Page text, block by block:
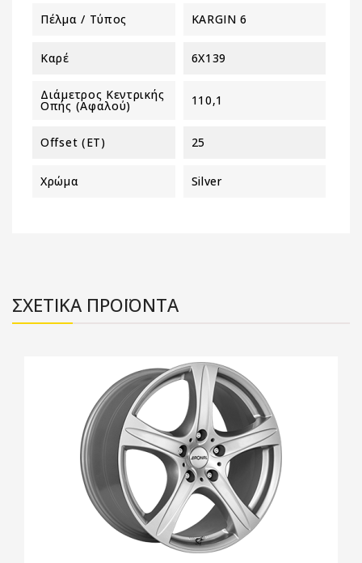
Πέλμα / Τύπος KARGIN 6
Καρέ 6X139
Διάμετρος Κεντρικής
Οπής (αφαλού) 110,1
Offset (ET) 25
Χρώμα Silver
ΣΧΕΤΙΚΑ ΠΡΟΪΟΝΤΑ